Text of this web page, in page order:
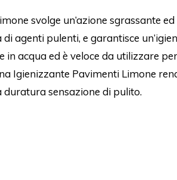
svolge un’azione sgrassante
agenti pulenti, e garantisce
acqua ed è veloce da utilizzare
Igienizzante Pavimenti Limone
sensazione di pulito.